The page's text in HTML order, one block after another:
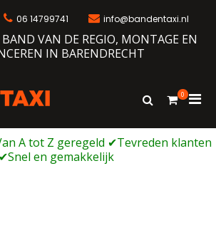
06 14799741 info@bandentaxi.nl
VAN DE REGIO, MONTAGE EN
IN BARENDRECHT
Bandengarage met eigen webshop
Toon
0
voor